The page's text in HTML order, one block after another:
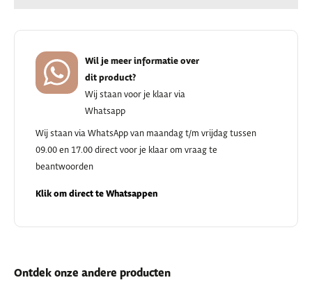
Wil je meer informatie over
dit product?
Wij staan voor je klaar via
Whatsapp
Wij staan via WhatsApp van maandag t/m vrijdag tussen
09.00 en 17.00 direct voor je klaar om vraag te
beantwoorden
Klik om direct te Whatsappen
Ontdek onze andere producten